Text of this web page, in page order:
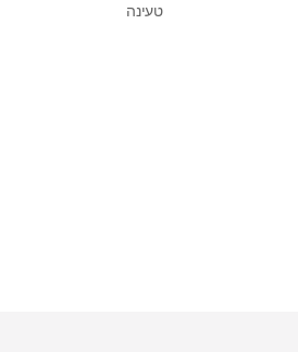
טעינה